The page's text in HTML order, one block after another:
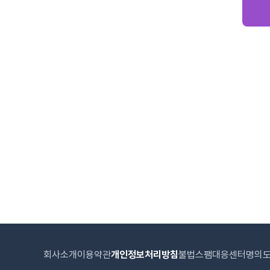
회사소개 이용약관개인정보처리방침불법스팸대응센터 명의